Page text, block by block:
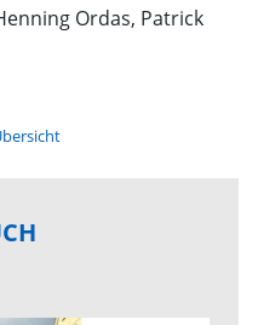
Ordas, Patrick